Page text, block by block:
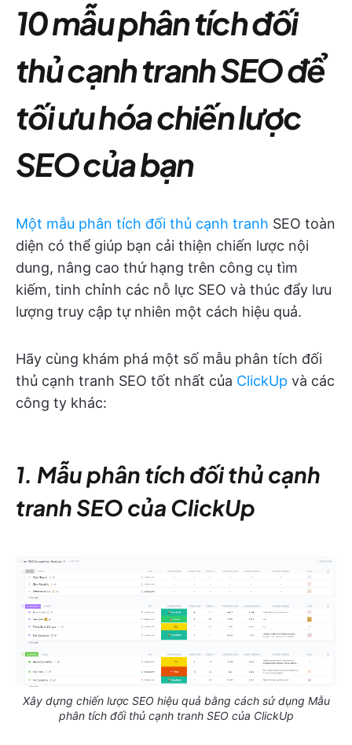
10 mẫu phân tích đối
thủ cạnh tranh SEO để
tối ưu hóa chiến lược
SEO của bạn
Một mẫu phân tích đối thủ cạnh tranh SEO toàn
diện có thể giúp bạn cải thiện chiến lược nội
dung, nâng cao thứ hạng trên công cụ tìm
kiếm, tinh chỉnh các nỗ lực SEO và thúc đẩy lưu
lượng truy cập tự nhiên một cách hiệu quả.
Hãy cùng khám phá một số mẫu phân tích đối
thủ cạnh tranh SEO tốt nhất của ClickUp và các
công ty khác:
1. Mẫu phân tích đối thủ cạnh
tranh SEO của ClickUp
Xây dựng chiến lược SEO hiệu quả bằng cách sử dụng Mẫu
phân tích đối thủ cạnh tranh SEO của ClickUp